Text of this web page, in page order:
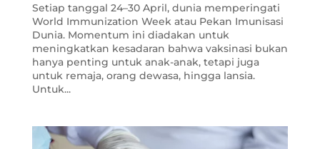
Setiap tanggal 24–30 April, dunia memperingati
World Immunization Week atau Pekan Imunisasi
Dunia. Momentum ini diadakan untuk
meningkatkan kesadaran bahwa vaksinasi bukan
hanya penting untuk anak-anak, tetapi juga
untuk remaja, orang dewasa, hingga lansia.
Untuk...